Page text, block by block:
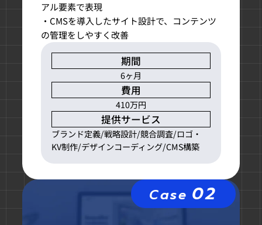
アル要素で表現
・CMSを導入したサイト設計で、コンテンツ
の管理をしやすく改善
期間
6ヶ月
費用
410万円
提供サービス
ブランド定義/戦略設計/競合調査/ロゴ・
KV制作/デザインコーディング/CMS構築
Case 02